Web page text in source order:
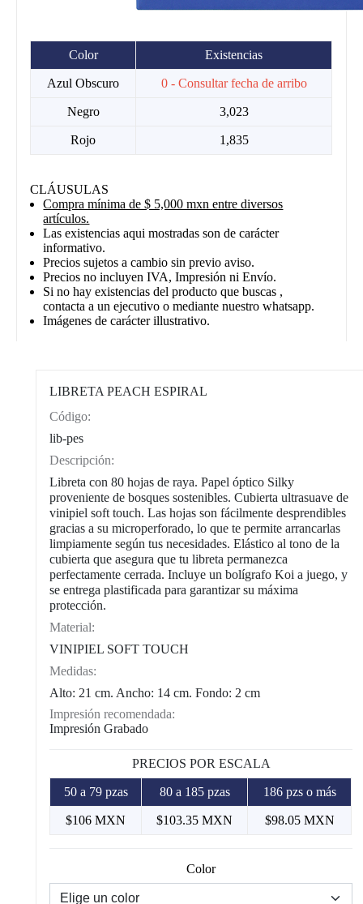
Color Existencias
Azul Obscuro 0 - Consultar fecha de arribo
Negro 3,023
Rojo 1,835
CLÁUSULAS
Compra mínima de $ 5,000 mxn entre diversos
artículos.
Las existencias aqui mostradas son de carácter
informativo.
Precios sujetos a cambio sin previo aviso.
Precios no incluyen IVA, Impresión ni Envío.
Si no hay existencias del producto que buscas ,
contacta a un ejecutivo o mediante nuestro whatsapp.
Imágenes de carácter illustrativo.
LIBRETA PEACH ESPIRAL
Código:
lib-pes
Descripción:
Libreta con 80 hojas de raya. Papel óptico Silky
proveniente de bosques sostenibles. Cubierta ultrasuave de
vinipiel soft touch. Las hojas son fácilmente desprendibles
gracias a su microperforado, lo que te permite arrancarlas
limpiamente según tus necesidades. Elástico al tono de la
cubierta que asegura que tu libreta permanezca
perfectamente cerrada. Incluye un bolígrafo Koi a juego, y
se entrega plastificada para garantizar su máxima
protección.
Material:
VINIPIEL SOFT TOUCH
Medidas:
Alto: 21 cm. Ancho: 14 cm. Fondo: 2 cm
Impresión recomendada:
Impresión Grabado
PRECIOS POR ESCALA
50 a 79 pzas 80 a 185 pzas 186 pzs o más
$106 MXN $103.35 MXN $98.05 MXN
Color